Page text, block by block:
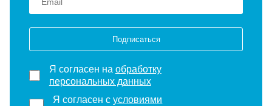
Подписаться
Я согласен на обработку
персональных данных
Я согласен сусловиями